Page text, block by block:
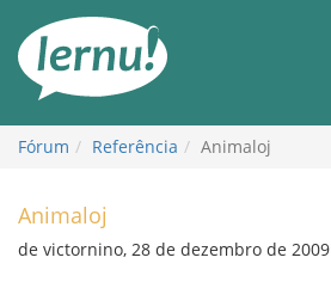
conteúdo
Fórum Referência Animaloj
Animaloj
de victornino, 28 de dezembro de 2009